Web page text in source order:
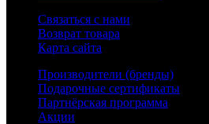
Связаться с нами
Возврат товара
Карта сайта
Производители (бренды)
Подарочные сертификаты
Партнёрская программа
Акции